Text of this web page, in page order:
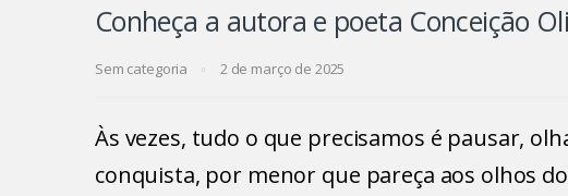
Conheça a autora e poeta Conceição
Sem categoria 2 de março de 2025
Às vezes, tudo o que precisamos é pausar,
conquista, por menor que pareça aos olhos